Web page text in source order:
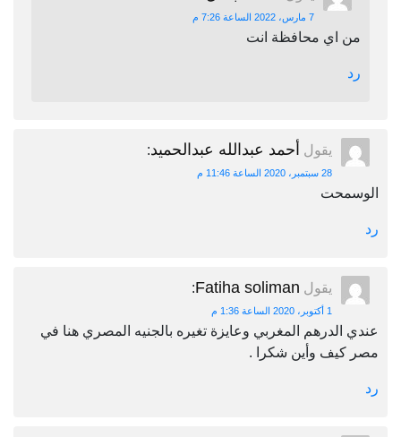
7 مارس، 2022 الساعة 7:26 م
من اي محافظة انت
رد
يقول أحمد عبدالله عبدالحميد:
28 سبتمبر، 2020 الساعة 11:46 م
الوسمحت
رد
يقول Fatiha soliman
:
1 أكتوبر، 2020 الساعة 1:36 م
عندي الدرهم المغربي وعايزة تغيره بالجنيه المصري هنا في
مصر كيف وأين شكرا .
رد